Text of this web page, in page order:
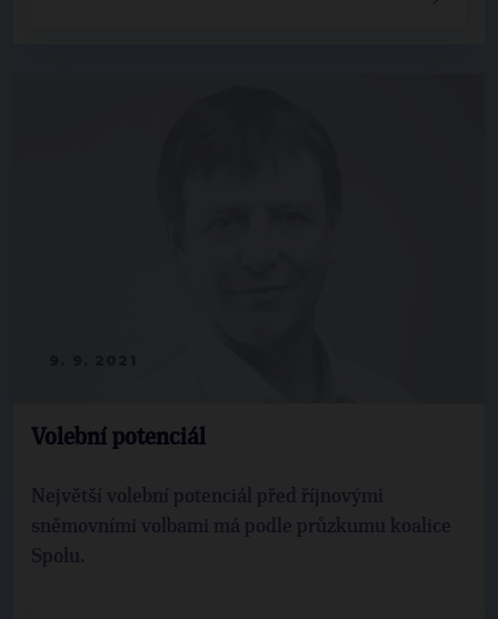
Volební potenciál
Největší volební potenciál před říjnovými
sněmovními volbami má podle průzkumu koalice
Spolu.